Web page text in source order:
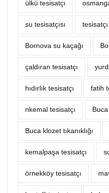
ülkü tesisatçı
su tesisatçısı tesisatçı
Bornova su kaçağı
çaldıran tesisatçı
hıdırlık tesisatçı fatih
nkemal tesisatçı
Buca klozet tıkanıklığı
kemalpaşa tesisatçı
örnekköy tesisatçı